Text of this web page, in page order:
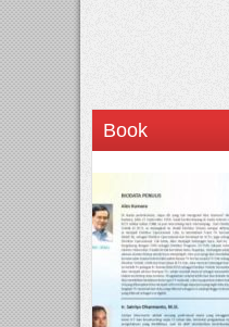
Book